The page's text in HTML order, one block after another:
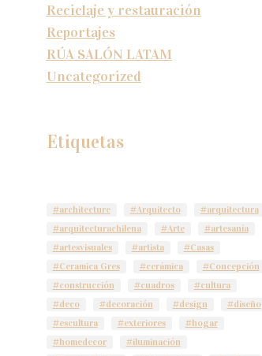
Reciclaje y restauración
Reportajes
RÚA SALÓN LATAM
Uncategorized
Etiquetas
#architecture #Arquitecto
#arquitectura
#arquitecturachilena
#Arte
#artesanía
#artesvisuales
#artista
#Casas
#Ceramica Gres
#cerámica
#Concepción
#construcción
#cuadros
#cultura
#deco
#decoración #design
#diseño
#escultura
#exteriores
#hogar
#homedecor
#iluminación